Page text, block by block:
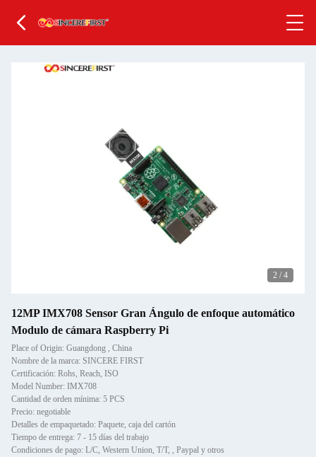
2 / 4
12MP IMX708 Sensor Gran Ángulo de enfoque automático
Modulo de cámara Raspberry Pi
Place of Origin: Guangdong , China
Nombre de la marca: SINCERE FIRST
Certificación: Rohs, Reach, ISO
Model Number: IMX708
Cantidad de orden mínima: 5 PCS
Precio: negotiable
Detalles de empaquetado: Paquete, caja del cartón
Tiempo de entrega: 7 - 15 días del trabajo
Condiciones de pago: L/C, Western Union, T/T, , Paypal y otros